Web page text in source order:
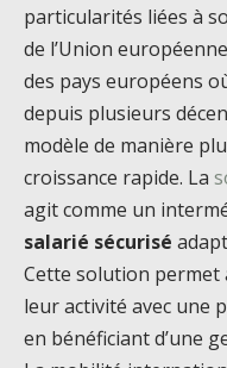
particularités liées à
de l’Union
des pays européens
depuis plusieurs
modèle de manière
croissance rapide. La
agit comme un
salarié sécurisé
Cette solution permet
leur activité avec une
en bénéficiant d’une